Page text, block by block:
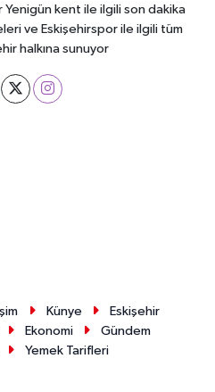
Yenigün kent ile ilgili son dakika
ve Eskişehirspor ile ilgili tüm
halkına sunuyor
Künye
Eskişehir
Ekonomi
Gündem
Yemek Tarifleri